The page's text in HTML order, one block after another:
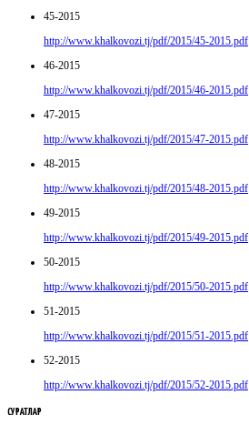
45-2015
http://www.khalkovozi.tj/pdf/2015/45-2015.pdf
46-2015
http://www.khalkovozi.tj/pdf/2015/46-2015.pdf
47-2015
http://www.khalkovozi.tj/pdf/2015/47-2015.pdf
48-2015
http://www.khalkovozi.tj/pdf/2015/48-2015.pdf
49-2015
http://www.khalkovozi.tj/pdf/2015/49-2015.pdf
50-2015
http://www.khalkovozi.tj/pdf/2015/50-2015.pdf
51-2015
http://www.khalkovozi.tj/pdf/2015/51-2015.pdf
52-2015
http://www.khalkovozi.tj/pdf/2015/52-2015.pdf
СУРАТЛАР